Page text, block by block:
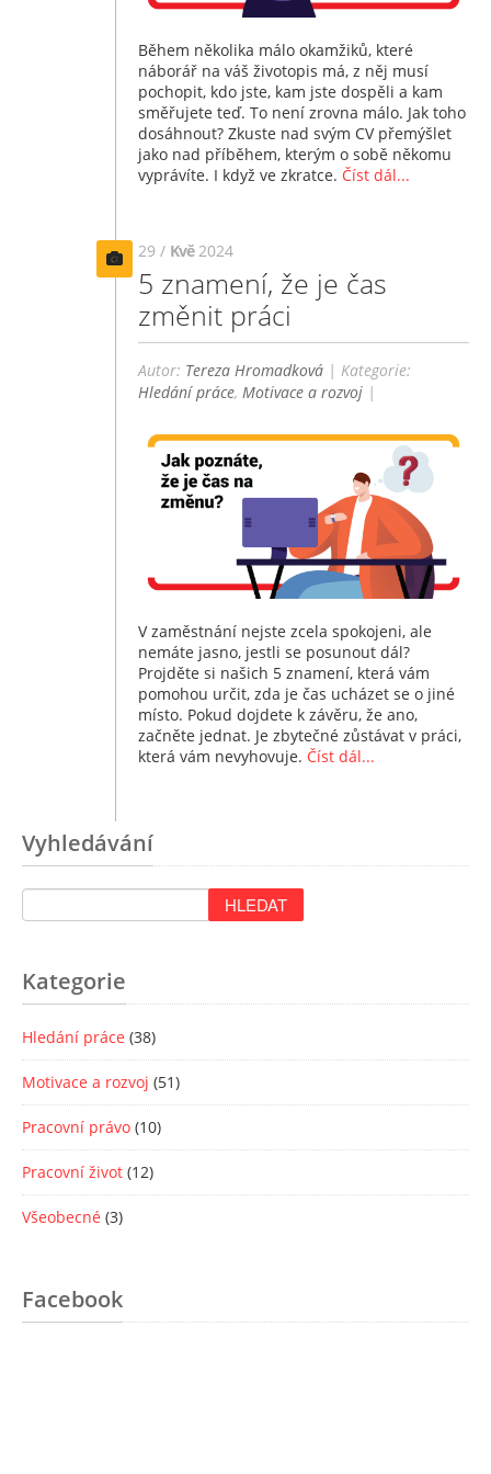
Během několika málo okamžiků, které
náborář na váš životopis má, z něj musí
pochopit, kdo jste, kam jste dospěli a kam
směřujete teď. To není zrovna málo. Jak toho
dosáhnout? Zkuste nad svým CV přemýšlet
jako nad příběhem, kterým o sobě někomu
vyprávíte. I když ve zkratce. Číst dál...
29 / Kvě 2024
5 znamení, že je čas
změnit práci
Autor: Tereza Hromadková | Kategorie:
Hledání práce,Motivace a rozvoj |
V zaměstnání nejste zcela spokojeni, ale
nemáte jasno, jestli se posunout dál?
Projděte si našich 5 znamení, která vám
pomohou určit, zda je čas ucházet se o jiné
místo. Pokud dojdete k závěru, že ano,
začněte jednat. Je zbytečné zůstávat v práci,
která vám nevyhovuje. Číst dál...
Vyhledávání
Kategorie
Hledání práce (38)
Motivace a rozvoj (51)
Pracovní právo (10)
Pracovní život (12)
Všeobecné (3)
Facebook